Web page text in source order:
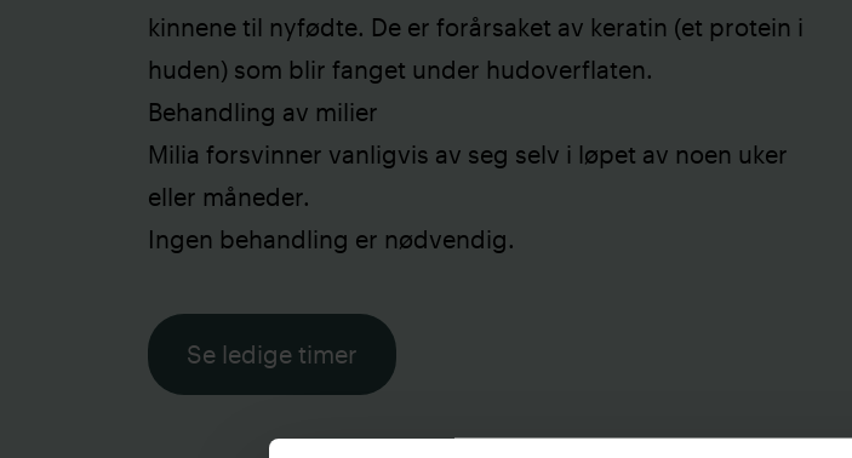
kinnene til nyfødte. De er forårsaket av keratin (et protein i
huden) som blir fanget under hudoverflaten.
Behandling av milier
Milia forsvinner vanligvis av seg selv i løpet av noen uker
eller måneder.
Ingen behandling er nødvendig.
Se ledige timer